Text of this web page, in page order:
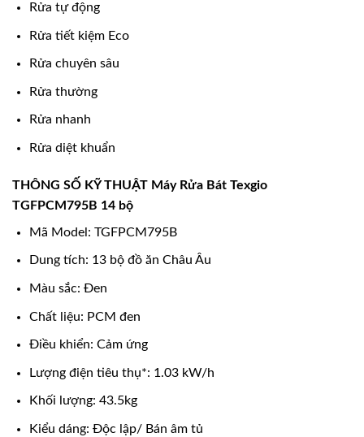
Rửa tự động
Rửa tiết kiệm Eco
Rửa chuyên sâu
Rửa thường
Rửa nhanh
Rửa diệt khuẩn
THÔNG SỐ KỸ THUẬT Máy Rửa Bát Texgio
TGFPCM795B 14 bộ
Mã Model: TGFPCM795B
Dung tích: 13 bộ đồ ăn Châu Âu
Màu sắc: Đen
Chất liệu: PCM đen
Điều khiển: Cảm ứng
Lượng điện tiêu thụ*: 1.03 kW/h
Khối lượng: 43.5kg
Kiểu dáng: Độc lập/ Bán âm tủ